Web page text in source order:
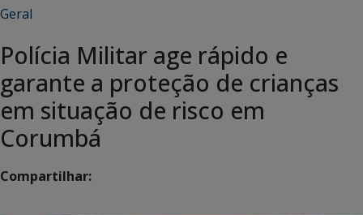
Geral
Polícia Militar age rápido e
garante a proteção de crianças
em situação de risco em
Corumbá
Compartilhar: